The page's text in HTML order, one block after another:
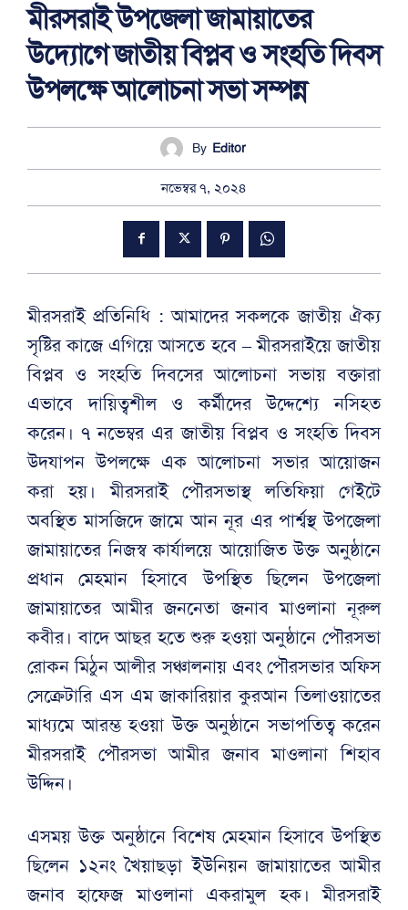
মীরসরাই উপজেলা জামায়াতের
উদ্যোগে জাতীয় বিপ্লব ও সংহতি দিবস
উপলক্ষে আলোচনা সভা সম্পন্ন
By Editor
নভেম্বর ৭, ২০২৪
মীরসরাই প্রতিনিধি : আমাদের সকলকে জাতীয় ঐক্য
সৃষ্টির কাজে এগিয়ে আসতে হবে – মীরসরাইয়ে জাতীয়
বিপ্লব ও সংহতি দিবসের আলোচনা সভায় বক্তারা
এভাবে দায়িত্বশীল ও কর্মীদের উদ্দেশ্যে নসিহত
করেন। ৭ নভেম্বর এর জাতীয় বিপ্লব ও সংহতি দিবস
উদযাপন উপলক্ষে এক আলোচনা সভার আয়োজন
করা হয়। মীরসরাই পৌরসভাস্থ লতিফিয়া গেইটে
অবস্থিত মাসজিদে জামে আন নূর এর পার্শ্বস্থ উপজেলা
জামায়াতের নিজস্ব কার্যালয়ে আয়োজিত উক্ত অনুষ্ঠানে
প্রধান মেহমান হিসাবে উপস্থিত ছিলেন উপজেলা
জামায়াতের আমীর জননেতা জনাব মাওলানা নূরুল
কবীর। বাদে আছর হতে শুরু হওয়া অনুষ্ঠানে পৌরসভা
রোকন মিঠুন আলীর সঞ্চালনায় এবং পৌরসভার অফিস
সেক্রেটারি এস এম জাকারিয়ার কুরআন তিলাওয়াতের
মাধ্যমে আরম্ভ হওয়া উক্ত অনুষ্ঠানে সভাপতিত্ব করেন
মীরসরাই পৌরসভা আমীর জনাব মাওলানা শিহাব
উদ্দিন।
এসময় উক্ত অনুষ্ঠানে বিশেষ মেহমান হিসাবে উপস্থিত
ছিলেন ১২নং খৈয়াছড়া ইউনিয়ন জামায়াতের আমীর
জনাব হাফেজ মাওলানা একরামুল হক। মীরসরাই